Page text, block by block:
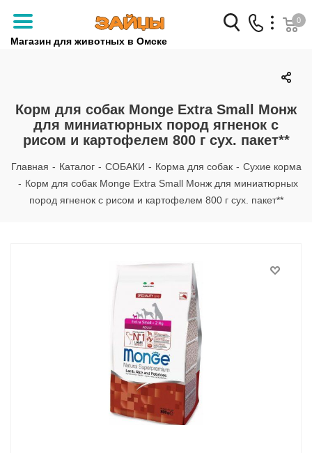
Магазин для животных в Омске
Заказать звонок
+7 (3812) 79-04-04
+7 (950) 959-88-32
0
Корм для собак Monge Extra Small Монж
для миниатюрных пород ягненок с
рисом и картофелем 800 г сух. пакет**
Главная - Каталог - СОБАКИ - Корма для собак - Сухие корма
- Корм для собак Monge Extra Small Монж для миниатюрных
пород ягненок с рисом и картофелем 800 г сух. пакет**